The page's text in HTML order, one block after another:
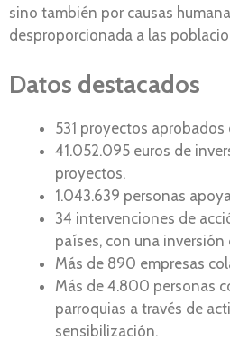
sino también por causas
desproporcionada a las
Datos destacados
531 proyectos
41.052.095 euros de
proyectos.
1.043.639 personas
34 intervenciones de
países, con una inversión
Más de 890 empresas
Más de 4.800 personas
parroquias a través de
sensibilización.